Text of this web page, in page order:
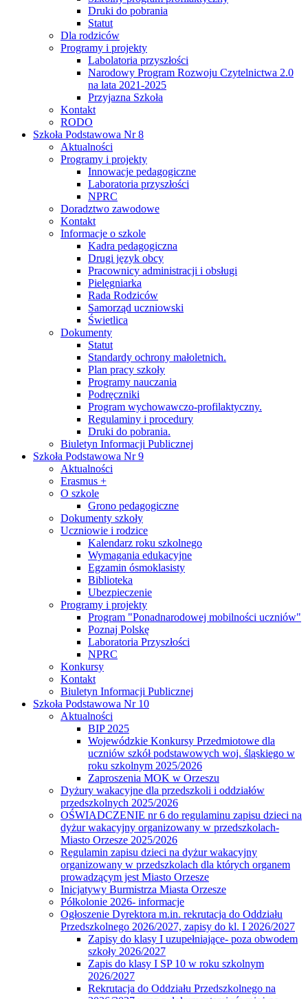
Druki do pobrania
Statut
Dla rodziców
Programy i projekty
Labolatoria przyszłości
Narodowy Program Rozwoju Czytelnictwa 2.0
na lata 2021-2025
Przyjazna Szkoła
Kontakt
RODO
Szkoła Podstawowa Nr 8
Aktualności
Programy i projekty
Innowacje pedagogiczne
Laboratoria przyszłości
NPRC
Doradztwo zawodowe
Kontakt
Informacje o szkole
Kadra pedagogiczna
Drugi język obcy
Pracownicy administracji i obsługi
Pielęgniarka
Rada Rodziców
Samorząd uczniowski
Świetlica
Dokumenty
Statut
Standardy ochrony małoletnich.
Plan pracy szkoły
Programy nauczania
Podręczniki
Program wychowawczo-profilaktyczny.
Regulaminy i procedury
Druki do pobrania.
Biuletyn Informacji Publicznej
Szkoła Podstawowa Nr 9
Aktualności
Erasmus +
O szkole
Grono pedagogiczne
Dokumenty szkoły
Uczniowie i rodzice
Kalendarz roku szkolnego
Wymagania edukacyjne
Egzamin ósmoklasisty
Biblioteka
Ubezpieczenie
Programy i projekty
Program "Ponadnarodowej mobilności uczniów"
Poznaj Polskę
Laboratoria Przyszłości
NPRC
Konkursy
Kontakt
Biuletyn Informacji Publicznej
Szkoła Podstawowa Nr 10
Aktualności
BIP 2025
Wojewódzkie Konkursy Przedmiotowe dla
uczniów szkół podstawowych woj. śląskiego w
roku szkolnym 2025/2026
Zaproszenia MOK w Orzeszu
Dyżury wakacyjne dla przedszkoli i oddziałów
przedszkolnych 2025/2026
OŚWIADCZENIE nr 6 do regulaminu zapisu dzieci na
dyżur wakacyjny organizowany w przedszkolach-
Miasto Orzesze 2025/2026
Regulamin zapisu dzieci na dyżur wakacyjny
organizowany w przedszkolach dla których organem
prowadzącym jest Miasto Orzesze
Inicjatywy Burmistrza Miasta Orzesze
Półkolonie 2026- informacje
Ogłoszenie Dyrektora m.in. rekrutacja do Oddziału
Przedszkolnego 2026/2027, zapisy do kl. I 2026/2027
Zapisy do klasy I uzupełniające- poza obwodem
szkoły 2026/2027
Zapis do klasy I SP 10 w roku szkolnym
2026/2027
Rekrutacja do Oddziału Przedszkolnego na